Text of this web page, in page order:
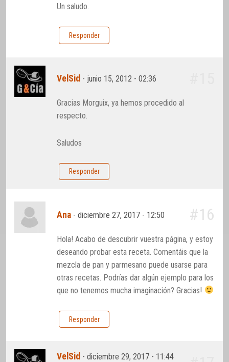
Un saludo.
Responder
VelSid - junio 15, 2012 - 02:36
Gracias Morguix, ya hemos procedido al
respecto.
Saludos
Responder
Ana -diciembre 27, 2017 - 12:50 #16
Hola! Acabo de descubrir vuestra página, y estoy
deseando probar esta receta. Comentáis que la
mezcla de pan y parmesano puede usarse para
otras recetas. Podrías dar algún ejemplo para los
que no tenemos mucha imaginación? Gracias!
Responder
VelSid -diciembre 29, 2017 - 11:44